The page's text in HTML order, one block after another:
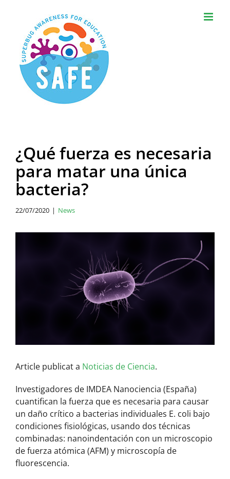
content
¿Qué fuerza es necesaria
para matar una única
bacteria?
22/07/2020 | News
Article publicat a Noticias de Ciencia.
Investigadores de IMDEA Nanociencia (España)
cuantifican la fuerza que es necesaria para causar
un daño crítico a bacterias individuales E. coli bajo
condiciones fisiológicas, usando dos técnicas
combinadas: nanoindentación con un microscopio
de fuerza atómica (AFM) y microscopía de
fluorescencia.